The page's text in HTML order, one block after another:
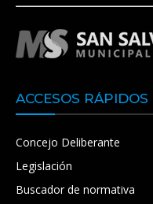
ACCESOS RÁPIDOS
Concejo Deliberante
Legislación
Buscador de normativa